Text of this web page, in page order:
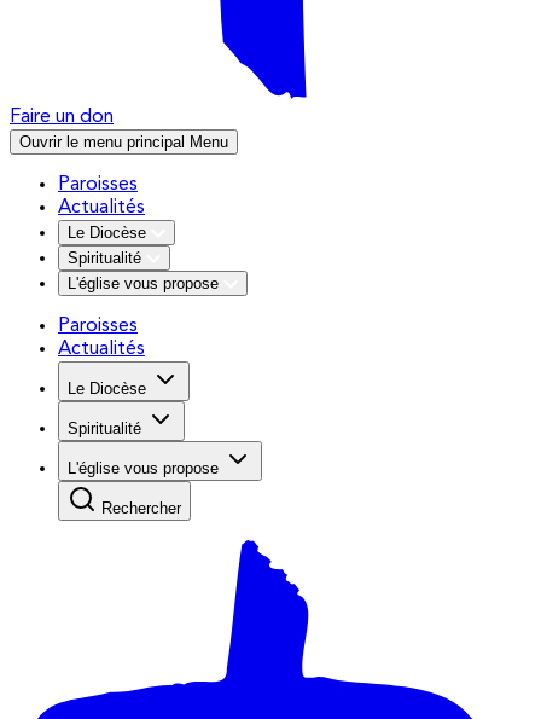
Faire un don
Ouvrir le menu principal Menu
Paroisses
Actualités
Le Diocèse
Spiritualité
L'église vous propose
Paroisses
Actualités
Le Diocèse
Spiritualité
L'église vous propose
Rechercher